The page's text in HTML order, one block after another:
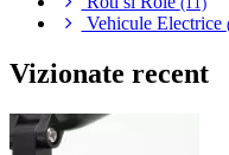
Vehicule Electrice
Vizionate recent